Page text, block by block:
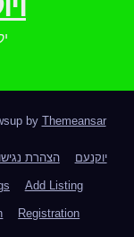
by Themeansar
יוקנעם הצהרת
Add Listing
Registration